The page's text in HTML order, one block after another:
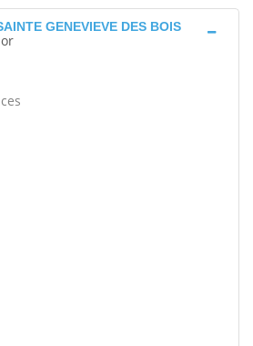
GENEVIEVE DES BOIS